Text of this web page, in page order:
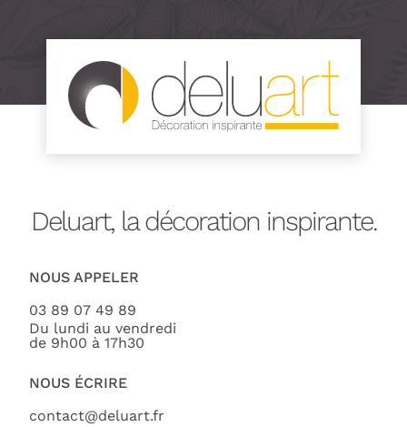
Deluart, la décoration inspirante.
NOUS APPELER
03 89 07 49 89
Du lundi au vendredi
de 9h00 à 17h30
NOUS ÉCRIRE
contact@deluart.fr